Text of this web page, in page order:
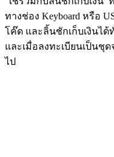
ทางช่อง Keyboard หรือ
โค๊ด และลิ้นชักเก็บเงินได้
และเมื่อลงทะเบียนเป็นชุ
ไป